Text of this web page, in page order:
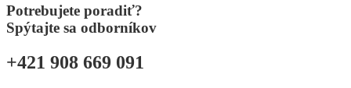
Potrebujete poradiť?
Spýtajte sa odborníkov
+421 908 669 091